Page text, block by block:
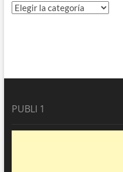
Directorio
PUBLI 1